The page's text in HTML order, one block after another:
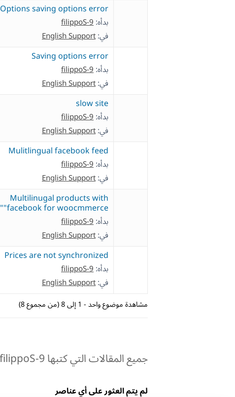
Options saving options error
بدأه:filippoS-9
في:English Support
Saving options error
بدأه:filippoS-9
في:English Support
slow site
بدأه:filippoS-9
في:English Support
Mulitlingual facebook feed
بدأه:filippoS-9
في:English Support
Multilinugal products with
"facebook for woocmmerce"
بدأه:filippoS-9
في:English Support
Prices are not synchronized
بدأه:filippoS-9
في:English Support
مشاهدة موضوع واحد - 1 إلى 8 (من مجموع 8)
جميع المقالات التي كتبها filippoS-9:
لم يتم العثور على أي عناصر